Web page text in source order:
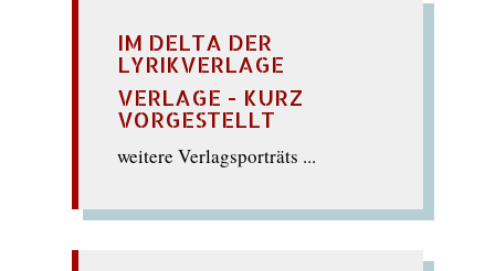
IM DELTA DER
LYRIKVERLAGE
VERLAGE - KURZ
VORGESTELLT
weitere Verlagsporträts ...